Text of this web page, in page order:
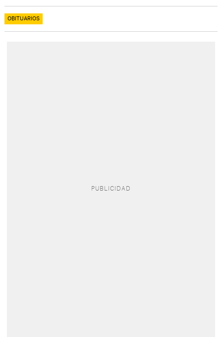
OBITUARIOS